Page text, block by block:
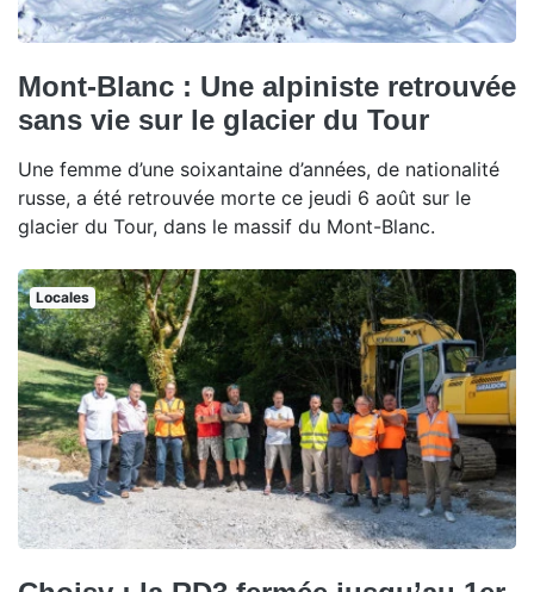
Mont-Blanc : Une alpiniste retrouvée
sans vie sur le glacier du Tour
Une femme d’une soixantaine d’années, de nationalité
russe, a été retrouvée morte ce jeudi 6 août sur le
glacier du Tour, dans le massif du Mont-Blanc.
Locales